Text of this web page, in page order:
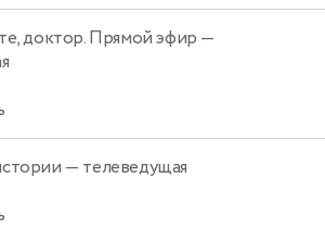
доктор. Прямой эфир —
— телеведущая